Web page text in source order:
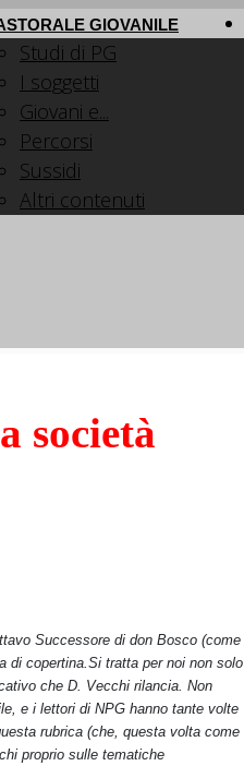
GIOVANILE
Studi di PG
I soggetti
Giovani e...
Percorsi
Sussidi
Altri contenuti
società
Successore di don Bosco (come
di copertina.Si tratta per noi non solo
che D. Vecchi rilancia. Non
e i lettori di NPG hanno tante volte
rubrica (che, questa volta come
proprio sulle tematiche